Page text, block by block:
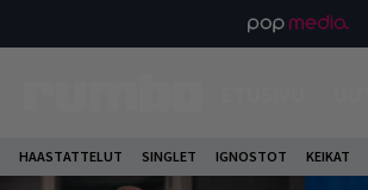
HAASTATTELUT SINGLET IGNOSTOT KEIKAT